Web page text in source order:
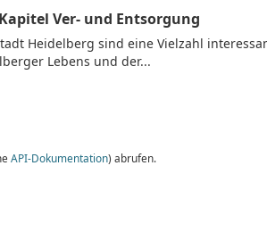
Ver- und Entsorgung
Heidelberg sind eine Vielzahl
Lebens und der...
API-Dokumentation) abrufen.